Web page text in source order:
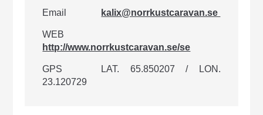
Email kalix@norrkustcaravan.se
WEB
http://www.norrkustcaravan.se/se
GPS
LAT. 65.850207 / LON.
23.120729